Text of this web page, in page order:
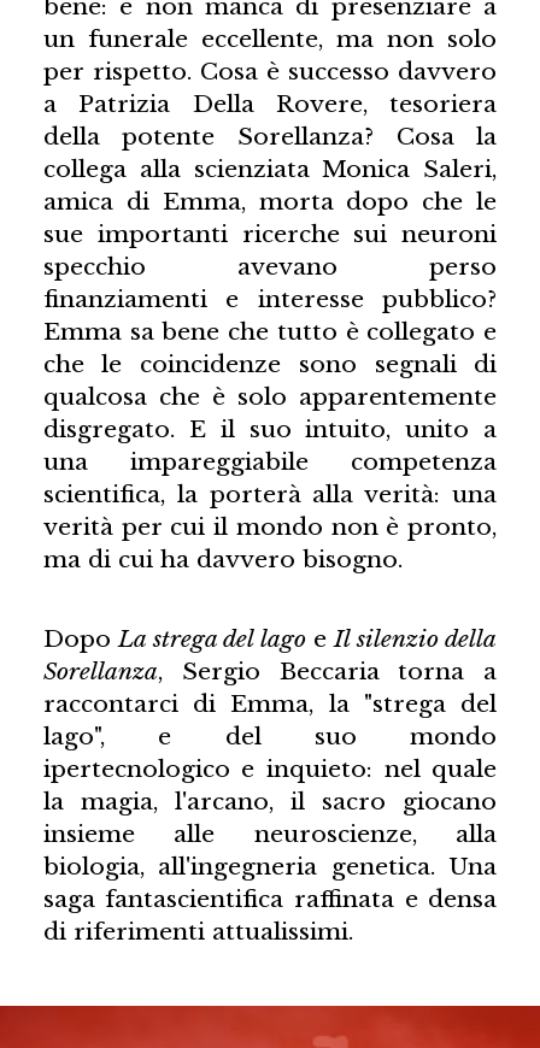
bene: e non manca di presenziare a
un funerale eccellente, ma non solo
per rispetto. Cosa è successo davvero
a Patrizia Della Rovere, tesoriera
della potente Sorellanza? Cosa la
collega alla scienziata Monica Saleri,
amica di Emma, morta dopo che le
sue importanti ricerche sui neuroni
specchio avevano perso
finanziamenti e interesse pubblico?
Emma sa bene che tutto è collegato e
che le coincidenze sono segnali di
qualcosa che è solo apparentemente
disgregato. E il suo intuito, unito a
una impareggiabile competenza
scientifica, la porterà alla verità: una
verità per cui il mondo non è pronto,
ma di cui ha davvero bisogno.
Dopo La strega del lagoe Il silenzio della
Sorellanza, Sergio Beccaria torna a
raccontarci di Emma, la "strega del
lago", e del suo mondo
ipertecnologico e inquieto: nel quale
la magia, l'arcano, il sacro giocano
insieme alle neuroscienze, alla
biologia, all'ingegneria genetica. Una
saga fantascientifica raffinata e densa
di riferimenti attualissimi.